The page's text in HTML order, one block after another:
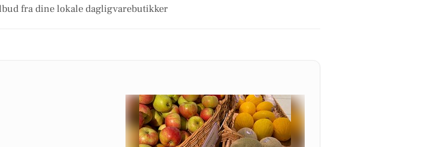
fra dine lokale dagligvarebutikker